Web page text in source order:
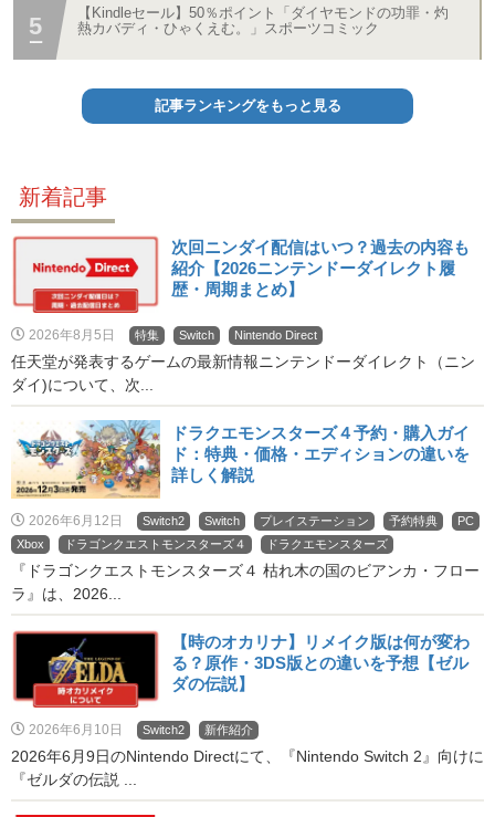
【Kindleセール】50％ポイント「ダイヤモンドの功罪・灼
熱カバディ・ひゃくえむ。」スポーツコミック
記事ランキングをもっと見る
新着記事
次回ニンダイ配信はいつ？過去の内容も
紹介【2026ニンテンドーダイレクト履
歴・周期まとめ】
2026年8月5日 特集 Switch Nintendo Direct
任天堂が発表するゲームの最新情報ニンテンドーダイレクト（ニン
ダイ)について、次...
ドラクエモンスターズ４予約・購入ガイ
ド：特典・価格・エディションの違いを
詳しく解説
2026年6月12日 Switch2 Switch プレイステーション 予約特典
PC
Xbox
ドラゴンクエストモンスターズ４ ドラクエモンスターズ
『ドラゴンクエストモンスターズ４ 枯れ木の国のビアンカ・フロー
ラ』は、2026...
【時のオカリナ】リメイク版は何が変わ
る？原作・3DS版との違いを予想【ゼル
ダの伝説】
2026年6月10日 Switch2 新作紹介
2026年6月9日のNintendo Directにて、『Nintendo Switch 2』向けに
『ゼルダの伝説 ...